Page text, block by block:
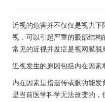
近视的危害并不仅仅是视力
视，可以引起严重的眼部结
常见的近视并发症是视网膜脱
近视发生的原因包括内在因素
内在因素是指遗传或眼功能
是当前医学科学无法改变的